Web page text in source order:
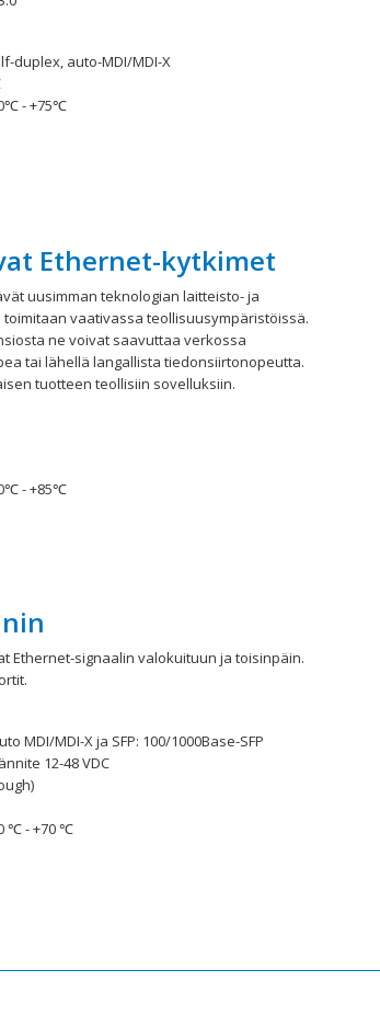
duplex, auto-MDI/MDI-X
- +75℃
Ethernet-kytkimet
uusimman teknologian laitteisto- ja
vaativassa teollisuusympäristöissä.
ne voivat saavuttaa verkossa
tai lähellä langallista tiedonsiirtonopeutta.
tuotteen teollisiin sovelluksiin.
- +85℃
Ethernet-signaalin valokuituun ja toisinpäin.
MDI/MDI-X ja SFP: 100/1000Base-SFP
12-48 VDC
℃ - +70 ℃